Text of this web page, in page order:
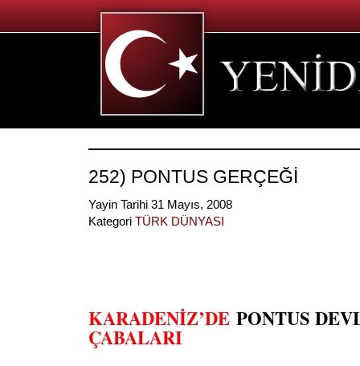
252) PONTUS GERÇEĞİ
Yayin Tarihi 31 Mayıs, 2008
Kategori TÜRK DÜNYASI
KARADENİZ’DE PONTUS
ÇABALARI